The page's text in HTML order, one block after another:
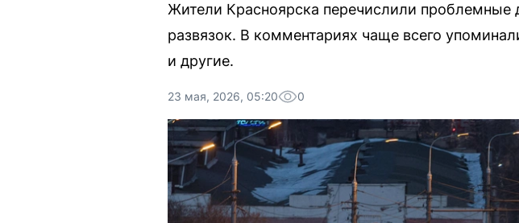
Жители Красноярска перечислили проблемные
развязок. В комментариях чаще всего
и другие.
23 мая, 2026, 05:20 0